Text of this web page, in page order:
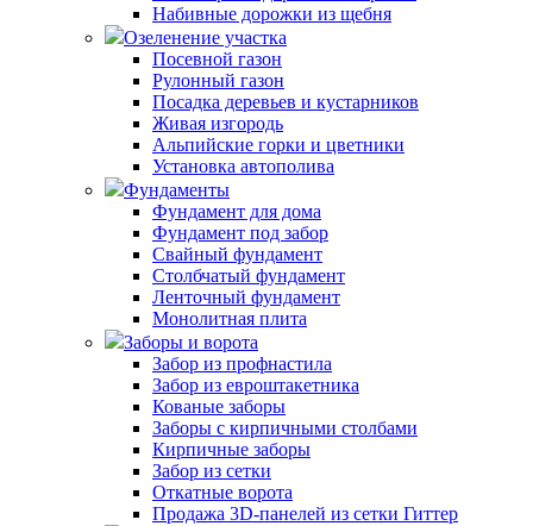
Набивные дорожки из щебня
Озеленение участка
Посевной газон
Рулонный газон
Посадка деревьев и кустарников
Живая изгородь
Альпийские горки и цветники
Установка автополива
Фундаменты
Фундамент для дома
Фундамент под забор
Свайный фундамент
Столбчатый фундамент
Ленточный фундамент
Монолитная плита
Заборы и ворота
Забор из профнастила
Забор из евроштакетника
Кованые заборы
Заборы с кирпичными столбами
Кирпичные заборы
Забор из сетки
Откатные ворота
Продажа 3D-панелей из сетки Гиттер